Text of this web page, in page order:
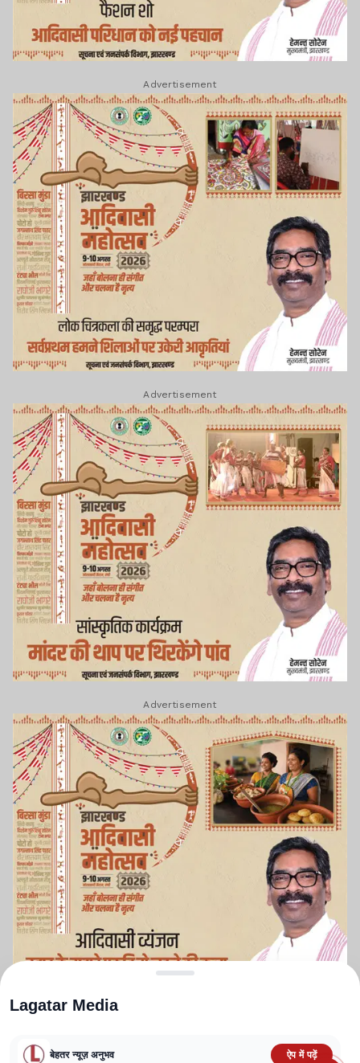
Advertisement
Advertisement
Advertisement
Lagatar Media
बेहतर न्यूज़ अनुभव ऐप में पढ़ें